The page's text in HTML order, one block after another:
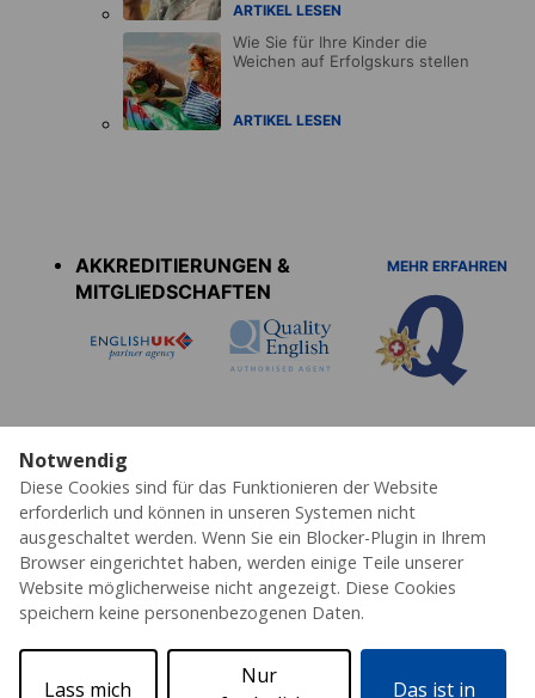
Notwendig
Diese Cookies sind für das Funktionieren der Website
erforderlich und können in unseren Systemen nicht
ausgeschaltet werden. Wenn Sie ein Blocker-Plugin in Ihrem
Browser eingerichtet haben, werden einige Teile unserer
Website möglicherweise nicht angezeigt. Diese Cookies
speichern keine personenbezogenen Daten.
Das ist in
Nur
Lass mich
ARTIKEL LESEN
Wie Sie für Ihre Kinder die
Weichen auf Erfolgskurs stellen
ARTIKEL LESEN
AKKREDITIERUNGEN &
MITGLIEDSCHAFTEN
MEHR ERFAHREN
Datenschutz Cookies AGB's
Impressum
Erklärung zur Barrierefreiheit
© 2026 ESL – Alle Rechte vorbehalten